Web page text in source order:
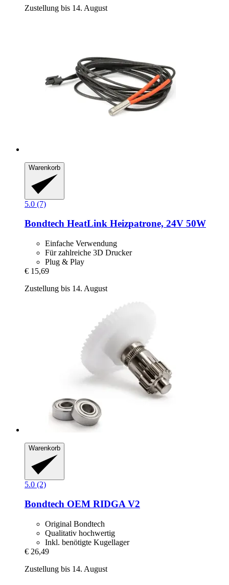
Zustellung bis 14. August
Warenkorb
5.0 (7)
Bondtech HeatLink Heizpatrone, 24V 50W
Einfache Verwendung
Für zahlreiche 3D Drucker
Plug & Play
€ 15,69
Zustellung bis 14. August
Warenkorb
5.0 (2)
Bondtech OEM RIDGA V2
Original Bondtech
Qualitativ hochwertig
Inkl. benötigte Kugellager
€ 26,49
Zustellung bis 14. August